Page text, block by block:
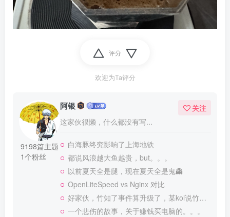
评分
欢迎为Ta评分
9198篇主题
1个粉丝
阿银
这家伙很懒，什么都没有写...
关注
白海豚终究影响了上海地铁
都说风浪越大鱼越贵，but。。。
以前夏天全是腿，现在夏天全是鬼👻
OpenLiteSpeed vs Nginx 对比
好家伙，竹知了事件算升级了，某kol说竹知了是日本玩具
一个悲伤的故事，关于赚钱买电脑的。。。